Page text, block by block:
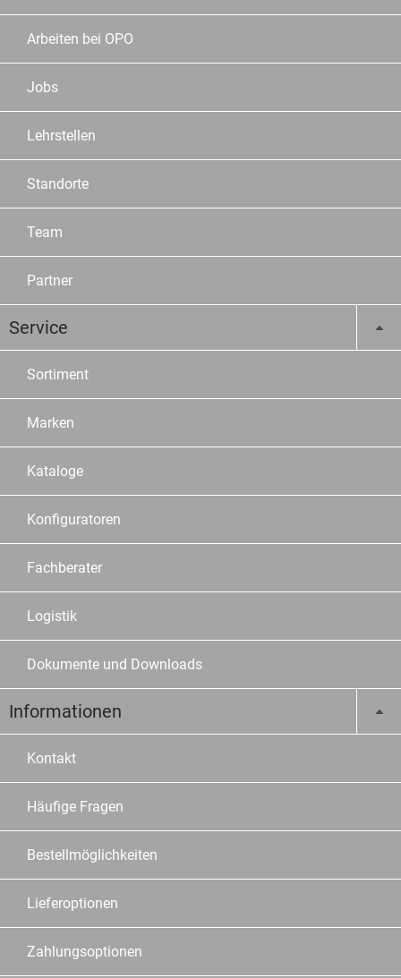
Arbeiten bei OPO
Jobs
Lehrstellen
Standorte
Team
Partner
Service
Sortiment
Marken
Kataloge
Konfiguratoren
Fachberater
Logistik
Dokumente und Downloads
Informationen
Kontakt
Häufige Fragen
Bestellmöglichkeiten
Lieferoptionen
Zahlungsoptionen